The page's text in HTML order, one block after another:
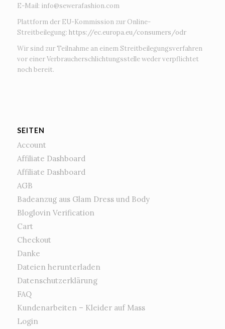
E-Mail: info@sewerafashion.com
Plattform der EU-Kommission zur Online-
Streitbeilegung: https://ec.europa.eu/consumers/odr
Wir sind zur Teilnahme an einem Streitbeilegungsverfahren
vor einer Verbraucherschlichtungsstelle weder verpflichtet
noch bereit.
SEITEN
Account
Affiliate Dashboard
Affiliate Dashboard
AGB
Badeanzug aus Glam Dress und Body
Bloglovin Verification
Cart
Checkout
Danke
Dateien herunterladen
Datenschutzerklärung
FAQ
Kundenarbeiten – Kleider auf Mass
Login